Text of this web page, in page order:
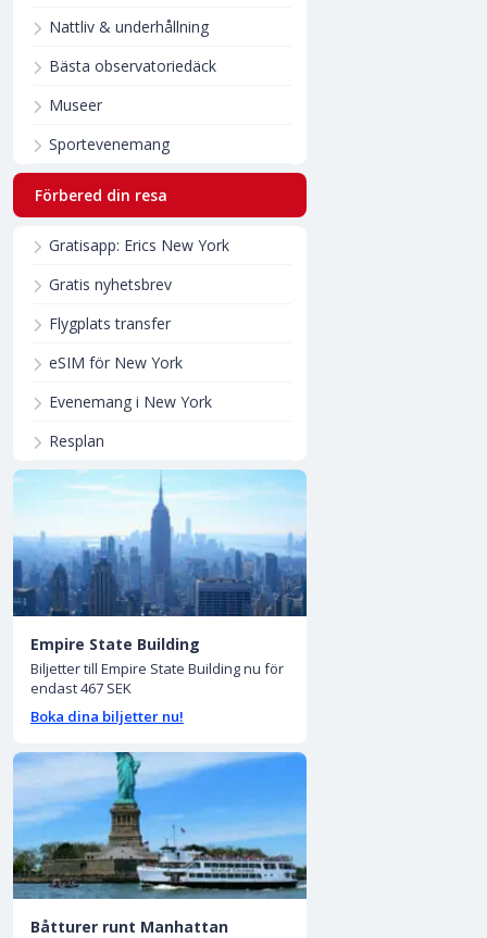
Nattliv & underhållning
Bästa observatoriedäck
Museer
Sportevenemang
Förbered din resa
Gratisapp: Erics New York
Gratis nyhetsbrev
Flygplats transfer
eSIM för New York
Evenemang i New York
Resplan
Empire State Building
Biljetter till Empire State Building nu för
endast 467 SEK
Boka dina biljetter nu!
Båtturer runt Manhattan